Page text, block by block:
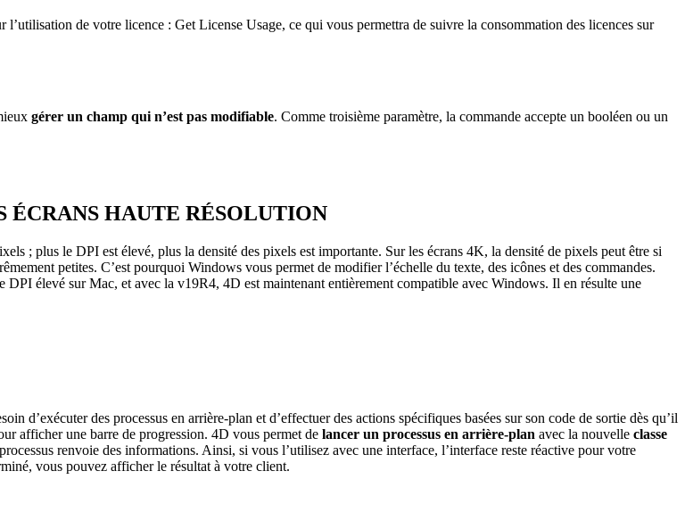
l’utilisation de votre licence : Get License Usage, ce qui vous permettra de suivre la consommation des licences sur
gérer un champ qui n’est pas modifiable. Comme troisième paramètre, la commande accepte un booléen ou un
ÉCRANS HAUTE RÉSOLUTION
; plus le DPI est élevé, plus la densité des pixels est importante. Sur les écrans 4K, la densité de pixels peut être si
petites. C’est pourquoi Windows vous permet de modifier l’échelle du texte, des icônes et des commandes.
élevé sur Mac, et avec la v19R4, 4D est maintenant entièrement compatible avec Windows. Il en résulte une
d’exécuter des processus en arrière-plan et d’effectuer des actions spécifiques basées sur son code de sortie dès qu’il
afficher une barre de progression. 4D vous permet de lancer un processus en arrière-plan avec la nouvelle classe
renvoie des informations. Ainsi, si vous l’utilisez avec une interface, l’interface reste réactive pour votre
vous pouvez afficher le résultat à votre client.